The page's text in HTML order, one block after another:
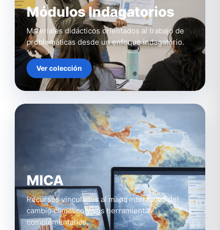
Módulos Indagatorios
Materiales didácticos orientados al trabajo de
problemáticas desde un enfoque indagatorio.
Ver colección
MICA
Recursos vinculados al mapa interactivo del
cambio climático y sus herramientas
complementarias.